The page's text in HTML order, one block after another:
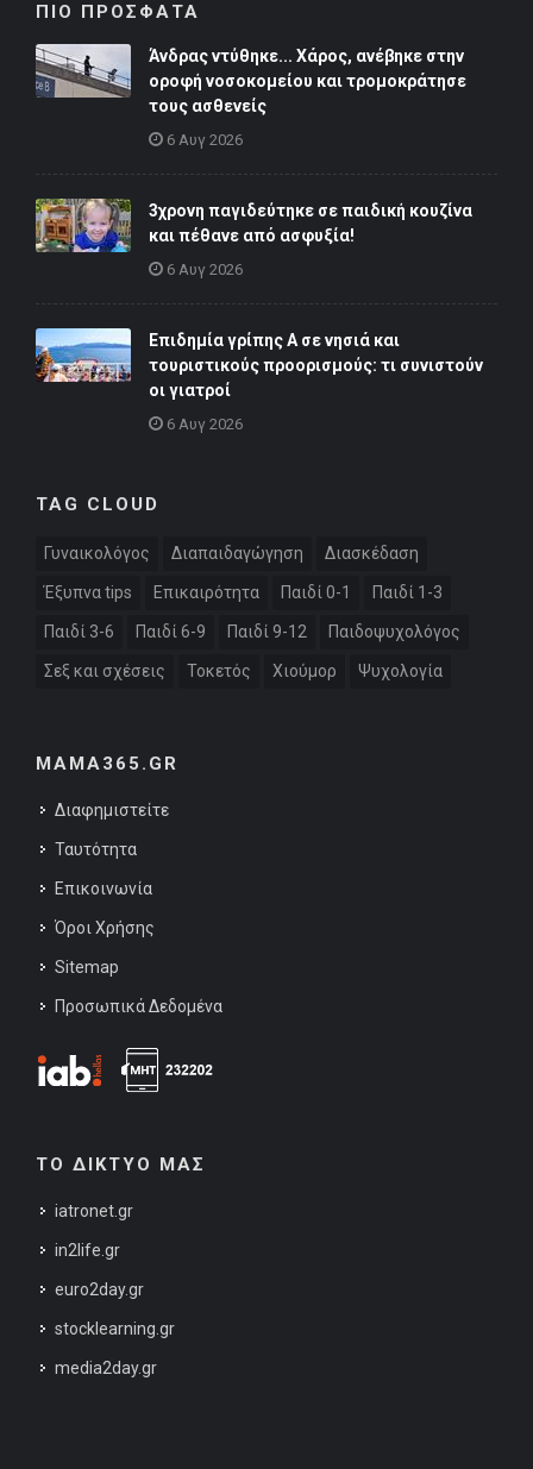
ΠΙΟ ΠΡΟΣΦΑΤΑ
Άνδρας ντύθηκε... Χάρος, ανέβηκε στην
οροφή νοσοκομείου και τρομοκράτησε
τους ασθενείς
6 Αυγ 2026
3χρονη παγιδεύτηκε σε παιδική κουζίνα
και πέθανε από ασφυξία!
6 Αυγ 2026
Επιδημία γρίπης Α σε νησιά και
τουριστικούς προορισμούς: τι συνιστούν
οι γιατροί
6 Αυγ 2026
TAG CLOUD
Γυναικολόγος Διαπαιδαγώγηση Διασκέδαση
Έξυπνα tips Επικαιρότητα Παιδί 0-1 Παιδί 1-3
Παιδί 3-6 Παιδί 6-9 Παιδί 9-12 Παιδοψυχολόγος
Σεξ και σχέσεις Τοκετός Χιούμορ Ψυχολογία
MAMA365.GR
Διαφημιστείτε
Ταυτότητα
Επικοινωνία
Όροι Χρήσης
Sitemap
Προσωπικά Δεδομένα
ΤΟ ΔΙΚΤΥΟ ΜΑΣ
iatronet.gr
in2life.gr
euro2day.gr
stocklearning.gr
media2day.gr